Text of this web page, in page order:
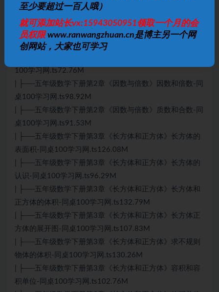
| ├──五年级数学下册第2章《因数与倍数》2和5的倍数的
特征-同桌100学习网.ts96.04M
| ├──五年级数学下册第2章《因数与倍数》3的倍数的特
征-同桌100学习网.ts139.44M
100学习网.ts72.76M
| ├──五年级数学下册第2章《因数与倍数》因数和倍数-同
桌100学习网.ts98.92M
| ├──五年级数学下册第2章《因数与倍数》质数和合数-同
桌100学习网.ts91.53M
| ├──五年级数学下册第3章《长方体和正方体》长方体的
表面积-同桌100学习网.ts126.08M
| ├──五年级数学下册第3章《长方体和正方体》长方体的
认识-同桌100学习网.ts96.29M
| ├──五年级数学下册第3章《长方体和正方体》长方体和
正方体的体积-同桌100学习网.ts132.79M
| ├──五年级数学下册第3章《长方体和正方体》长方体正
方体的展开图-同桌100学习网.ts107.83M
| ├──五年级数学下册第3章《长方体和正方体》求不规则
物体的体积-同桌100学习网.ts130.26M
| ├──五年级数学下册第3章《长方体和正方体》容积和容
积单位-同桌100学习网.ts102.76M
至少要超过一百人哦）
就可添加站长vx:15943050951领取一个月的会
员权限 www.ranwangzhuan.cn是博主另一个网
创网站，大家也可学习